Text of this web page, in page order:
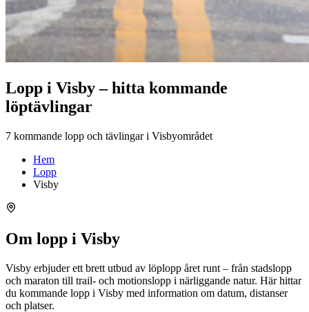
Lopp i Visby – hitta kommande
löptävlingar
7 kommande lopp och tävlingar i Visbyområdet
Hem
Lopp
Visby
Om lopp i Visby
Visby erbjuder ett brett utbud av löplopp året runt – från stadslopp
och maraton till trail- och motionslopp i närliggande natur. Här hittar
du kommande lopp i Visby med information om datum, distanser
och platser.